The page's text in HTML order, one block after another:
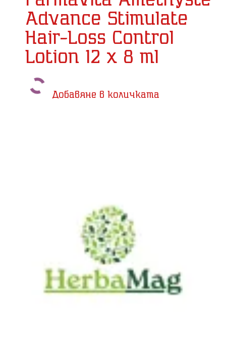
Advance Stimulate
Hair-Loss Control
Lotion 12 x 8 ml
Добавяне в количката